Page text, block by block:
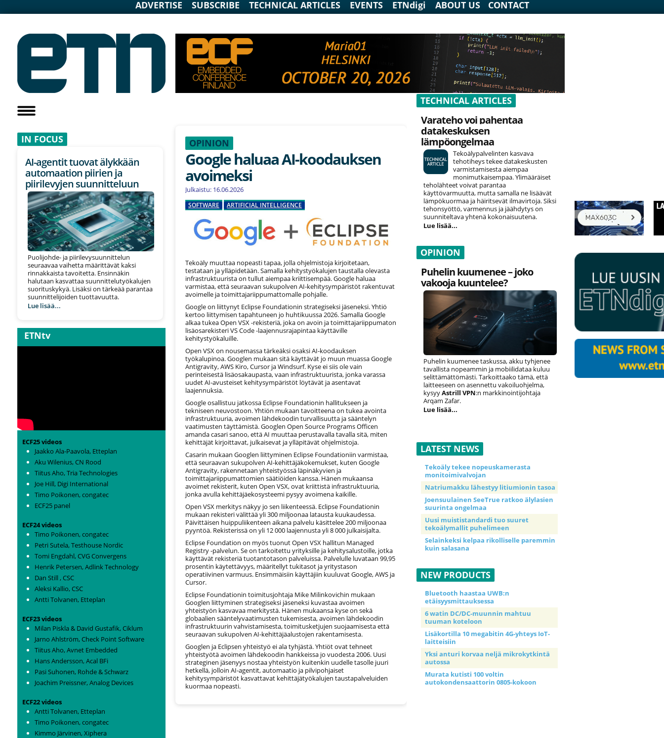
ADVERTISE SUBSCRIBE TECHNICAL ARTICLES EVENTS ETNdigi ABOUT US CONTACT
IN FOCUS
AI-agentit tuovat älykkään
automaation piirien ja
piirilevyjen suunnitteluun
Puolijohde- ja piirilevysuunnittelun
seuraavaa vaihetta määrittävät kaksi
rinnakkaista tavoitetta. Ensinnäkin
halutaan kasvattaa suunnittelutyökalujen
suorituskykyä. Lisäksi on tärkeää parantaa
suunnittelijoiden tuottavuutta.
Lue lisää...
ETNtv
ECF25 videos
Jaakko Ala-Paavola, Etteplan
Aku Wilenius, CN Rood
Tiitus Aho, Tria Technologies
Joe Hill, Digi International
Timo Poikonen, congatec
ECF25 panel
ECF24 videos
Timo Poikonen, congatec
Petri Sutela, Testhouse Nordic
Tomi Engdahl, CVG Convergens
Henrik Petersen, Adlink Technology
Dan Still , CSC
Aleksi Kallio, CSC
Antti Tolvanen, Etteplan
ECF23 videos
Milan Piskla & David Gustafik, Ciklum
Jarno Ahlström, Check Point Software
Tiitus Aho, Avnet Embedded
Hans Andersson, Acal BFi
Pasi Suhonen, Rohde & Schwarz
Joachim Preissner, Analog Devices
ECF22 videos
Antti Tolvanen, Etteplan
Timo Poikonen, congatec
Kimmo Järvinen, Xiphera
OPINION
Google haluaa AI-koodauksen
avoimeksi
Julkaistu: 16.06.2026
SOFTWARE ARTIFICIAL INTELLIGENCE
Tekoäly muuttaa nopeasti tapaa, jolla ohjelmistoja kirjoitetaan,
testataan ja ylläpidetään. Samalla kehitystyökalujen taustalla olevasta
infrastruktuurista on tullut aiempaa kriittisempää. Google haluaa
varmistaa, että seuraavan sukupolven AI-kehitysympäristöt rakentuvat
avoimelle ja toimittajariippumattomalle pohjalle.
Google on liittynyt Eclipse Foundationin strategiseksi jäseneksi. Yhtiö
kertoo liittymisen tapahtuneen jo huhtikuussa 2026. Samalla Google
alkaa tukea Open VSX -rekisteriä, joka on avoin ja toimittajariippumaton
lisäosarekisteri VS Code -laajennusrajapintaa käyttäville
kehitystyökaluille.
Open VSX on nousemassa tärkeäksi osaksi AI-koodauksen
työkalupinoa. Googlen mukaan sitä käyttävät jo muun muassa Google
Antigravity, AWS Kiro, Cursor ja Windsurf. Kyse ei siis ole vain
perinteisestä lisäosakaupasta, vaan infrastruktuurista, jonka varassa
uudet AI-avusteiset kehitysympäristöt löytävät ja asentavat
laajennuksia.
Google osallistuu jatkossa Eclipse Foundationin hallitukseen ja
tekniseen neuvostoon. Yhtiön mukaan tavoitteena on tukea avointa
infrastruktuuria, avoimen lähdekoodin turvallisuutta ja sääntelyn
vaatimusten täyttämistä. Googlen Open Source Programs Officen
amanda casari sanoo, että AI muuttaa perustavalla tavalla sitä, miten
kehittäjät kirjoittavat, julkaisevat ja ylläpitävät ohjelmistoja.
Casarin mukaan Googlen liittyminen Eclipse Foundationiin varmistaa,
että seuraavan sukupolven AI-kehittäjäkokemukset, kuten Google
Antigravity, rakennetaan yhteistyössä läpinäkyvien ja
toimittajariippumattomien säätiöiden kanssa. Hänen mukaansa
avoimet rekisterit, kuten Open VSX, ovat kriittistä infrastruktuuria,
jonka avulla kehittäjäekosysteemi pysyy avoimena kaikille.
Open VSX merkitys näkyy jo sen liikenteessä. Eclipse Foundationin
mukaan rekisteri välittää yli 300 miljoonaa latausta kuukaudessa.
Päivittäisen huippuliikenteen aikana palvelu käsittelee 200 miljoonaa
pyyntöä. Rekisterissä on yli 12 000 laajennusta yli 8 000 julkaisijalta.
Eclipse Foundation on myös tuonut Open VSX hallitun Managed
Registry -palvelun. Se on tarkoitettu yrityksille ja kehitysalustoille, jotka
käyttävät rekisteriä tuotantotason palveluissa. Palvelulle luvataan 99,95
prosentin käytettävyys, määritellyt tukitasot ja yritystason
operatiivinen varmuus. Ensimmäisiin käyttäjiin kuuluvat Google, AWS ja
Cursor.
Eclipse Foundationin toimitusjohtaja Mike Milinkovichin mukaan
Googlen liittyminen strategiseksi jäseneksi kuvastaa avoimen
yhteistyön kasvavaa merkitystä. Hänen mukaansa kyse on sekä
globaalien sääntelyvaatimusten tukemisesta, avoimen lähdekoodin
infrastruktuurin vahvistamisesta, toimitusketjujen suojaamisesta että
seuraavan sukupolven AI-kehittäjäalustojen rakentamisesta.
Googlen ja Eclipsen yhteistyö ei ala tyhjästä. Yhtiöt ovat tehneet
yhteistyötä avoimen lähdekoodin hankkeissa jo vuodesta 2006. Uusi
strateginen jäsenyys nostaa yhteistyön kuitenkin uudelle tasolle juuri
hetkellä, jolloin AI-agentit, automaatio ja pilvipohjaiset
kehitysympäristöt kasvattavat kehittäjätyökalujen taustapalveluiden
kuormaa nopeasti.
TECHNICAL ARTICLES
Varateho voi pahentaa
datakeskuksen
lämpöongelmaa
Tekoälypalvelinten kasvava
tehotiheys tekee datakeskusten
varmistamisesta aiempaa
monimutkaisempaa. Ylimääräiset
teholähteet voivat parantaa
käyttövarmuutta, mutta samalla ne lisäävät
lämpökuormaa ja häiritsevät ilmavirtoja. Siksi
tehonsyöttö, varmennus ja jäähdytys on
suunniteltava yhtenä kokonaisuutena.
Lue lisää...
OPINION
Puhelin kuumenee – joko
vakooja kuuntelee?
Puhelin kuumenee taskussa, akku tyhjenee
tavallista nopeammin ja mobiilidataa kuluu
selittämättömästi. Tarkoittaako tämä, että
laitteeseen on asennettu vakoiluohjelma,
kysyyAstrill VPN:n markkinointijohtaja
Arqam Zafar.
Lue lisää...
LATEST NEWS
Tekoäly tekee nopeuskamerasta
monitoimivalvojan
Natriumakku lähestyy litiumionin tasoa
Joensuulainen SeeTrue ratkoo älylasien
suurinta ongelmaa
Uusi muististandardi tuo suuret
tekoälymallit puhelimeen
Selainkeksi kelpaa rikolliselle paremmin
kuin salasana
NEW PRODUCTS
Bluetooth haastaa UWB:n
etäisyysmittauksessa
6 watin DC/DC-muunnin mahtuu
tuuman koteloon
Lisäkortilla 10 megabitin 4G-yhteys IoT-
laitteisiin
Yksi anturi korvaa neljä mikrokytkintä
autossa
Murata kutisti 100 voltin
autokondensaattorin 0805-kokoon